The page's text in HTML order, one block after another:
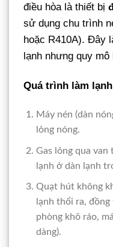
điều hòa là thiết bị
sử dụng chu trình
hoặc R410A). Đây
lạnh nhưng quy
Quá trình làm lạnh
Máy nén (dàn
lỏng nóng.
Gas lỏng qua
lạnh ở dàn lạnh
Quạt hút không
lạnh thổi ra,
phòng khô ráo,
dàng).